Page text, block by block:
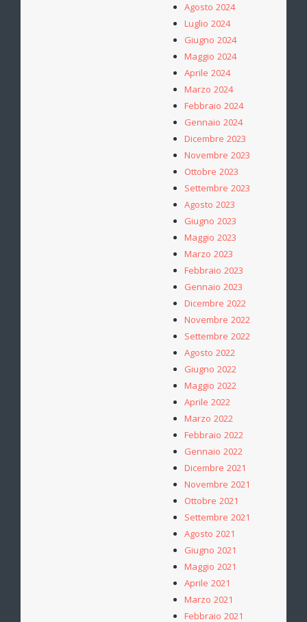
Agosto 2024
Luglio 2024
Giugno 2024
Maggio 2024
Aprile 2024
Marzo 2024
Febbraio 2024
Gennaio 2024
Dicembre 2023
Novembre 2023
Ottobre 2023
Settembre 2023
Agosto 2023
Giugno 2023
Maggio 2023
Marzo 2023
Febbraio 2023
Gennaio 2023
Dicembre 2022
Novembre 2022
Settembre 2022
Agosto 2022
Giugno 2022
Maggio 2022
Aprile 2022
Marzo 2022
Febbraio 2022
Gennaio 2022
Dicembre 2021
Novembre 2021
Ottobre 2021
Settembre 2021
Agosto 2021
Giugno 2021
Maggio 2021
Aprile 2021
Marzo 2021
Febbraio 2021